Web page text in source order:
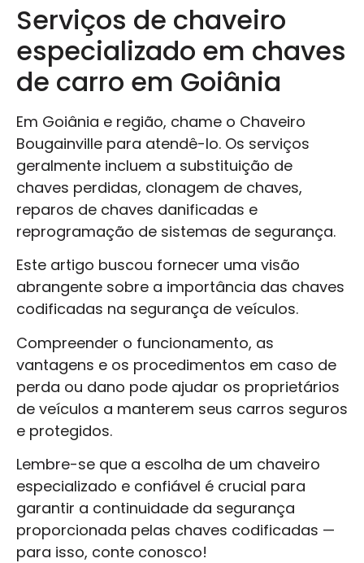
Serviços de chaveiro
especializado em chaves
de carro em Goiânia
Em Goiânia e região, chame o Chaveiro
Bougainville para atendê-lo. Os serviços
geralmente incluem a substituição de
chaves perdidas, clonagem de chaves,
reparos de chaves danificadas e
reprogramação de sistemas de segurança.
Este artigo buscou fornecer uma visão
abrangente sobre a importância das chaves
codificadas na segurança de veículos.
Compreender o funcionamento, as
vantagens e os procedimentos em caso de
perda ou dano pode ajudar os proprietários
de veículos a manterem seus carros seguros
e protegidos.
Lembre-se que a escolha de um chaveiro
especializado e confiável é crucial para
garantir a continuidade da segurança
proporcionada pelas chaves codificadas —
para isso, conte conosco!